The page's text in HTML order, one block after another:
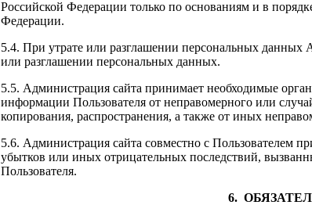
Российской Федерации только по основаниям и в
Федерации.
5.4. При утрате или разглашении персональных данных
или разглашении персональных данных.
5.5. Администрация сайта принимает необходимые
информации Пользователя от неправомерного или
копирования, распространения, а также от иных
5.6. Администрация сайта совместно с Пользователем
убытков или иных отрицательных последствий,
Пользователя.
6.